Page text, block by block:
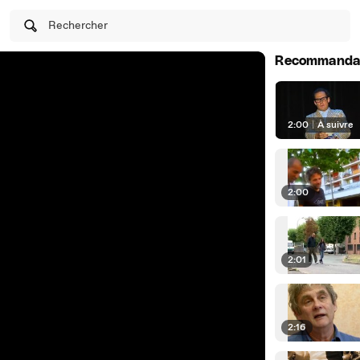
Rechercher
2:00 | À suivre
2:00
2:01
2:16